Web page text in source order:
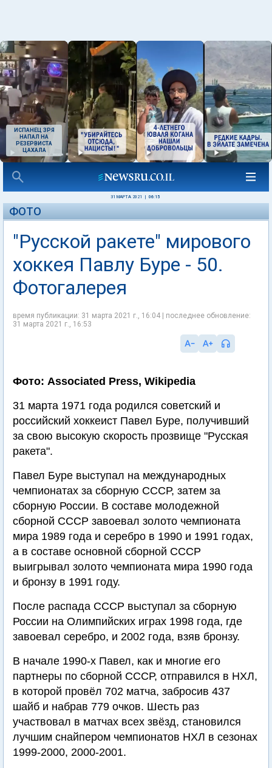
ИСПАНЕЦ ЗРЯ
НАПАЛ НА
РЕЗЕРВИСТА
ЦАХАЛА
31 МАРТА 2021 06:15
ФОТО
"Русской ракете" мирового
хоккея Павлу Буре - 50.
Фотогалерея
время публикации: 31 марта 2021 г., 16:04 | последнее обновление:
31 марта 2021 г., 16:53
Фото: Associated Press, Wikipedia
31 марта 1971 года родился советский и
российский хоккеист Павел Буре, получивший
за свою высокую скорость прозвище "Русская
ракета".
Павел Буре выступал на международных
чемпионатах за сборную СССР, затем за
сборную России. В составе молодежной
сборной СССР завоевал золото чемпионата
мира 1989 года и серебро в 1990 и 1991 годах,
а в составе основной сборной СССР
выигрывал золото чемпионата мира 1990 года
и бронзу в 1991 году.
После распада СССР выступал за сборную
России на Олимпийских играх 1998 года, где
завоевал серебро, и 2002 года, взяв бронзу.
В начале 1990-х Павел, как и многие его
партнеры по сборной СССР, отправился в НХЛ,
в которой провёл 702 матча, забросив 437
шайб и набрав 779 очков. Шесть раз
участвовал в матчах всех звёзд, становился
лучшим снайпером чемпионатов НХЛ в сезонах
1999-2000, 2000-2001.